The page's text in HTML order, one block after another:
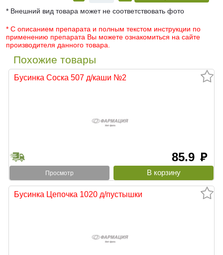
* Внешний вид товара может не соответствовать фото
* С описанием препарата и полным текстом инструкции по
применению препарата Вы можете ознакомиться на сайте
производителя данного товара.
Похожие товары
Бусинка Соска 507 д/каши №2
85.9 руб
Просмотр
Бусинка Цепочка 1020 д/пустышки